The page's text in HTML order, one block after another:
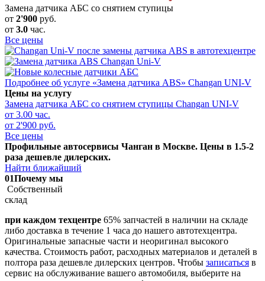
Замена датчика АБС со снятием ступицы
от 2'900 руб.
от 3.0 час.
Все цены
Подробнее об услуге «Замена датчика ABS» Changan UNI-V
Цены на услугу
Замена датчика АБС со снятием ступицы Changan UNI-V
от 3.00 час.
от 2'900 руб.
Все цены
Профильные автосервисы Чанган в Москве. Цены в 1.5-2
раза дешевле дилерских.
Найти ближайший
01Почему мы
Собственный
склад
при каждом техцентре 65% запчастей в наличии на складе
либо доставка в течение 1 часа до нашего автотехцентра.
Оригинальные запасные части и неоригинал высокого
качества. Стоимость работ, расходных материалов и деталей в
полтора раза дешевле дилерских центров. Чтобы записаться в
сервис на обслуживание вашего автомобиля, выберите на